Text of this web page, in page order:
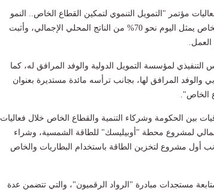
مؤتمر "التمويل التنموي لتمكين القطاع الخاص.. النمو
الاقتصادي والتشغيل"، مؤكدًا أن القطاع الخاص يمثل اليوم نحو 70% من الناتج المحلي الإجمالي، وأثبت
لمؤسسة التمويل الدولية والوفد المرافق له، كما
والوفد المرافق لها، بجانب ترأسه مائدة مستديرة بعنوان
الخاص".
بين الحكومة وشركاء التنمية والقطاع الخاص خلال فعاليات
المالي لمشروع محطة "أوبيليسك" للطاقة الشمسية، وشراء
أول مشروع لتخزين الطاقة باستخدام البطاريات والخاص
مستجدات مبادرة "الرواد الرقميون"، والتي تتضمن عدة